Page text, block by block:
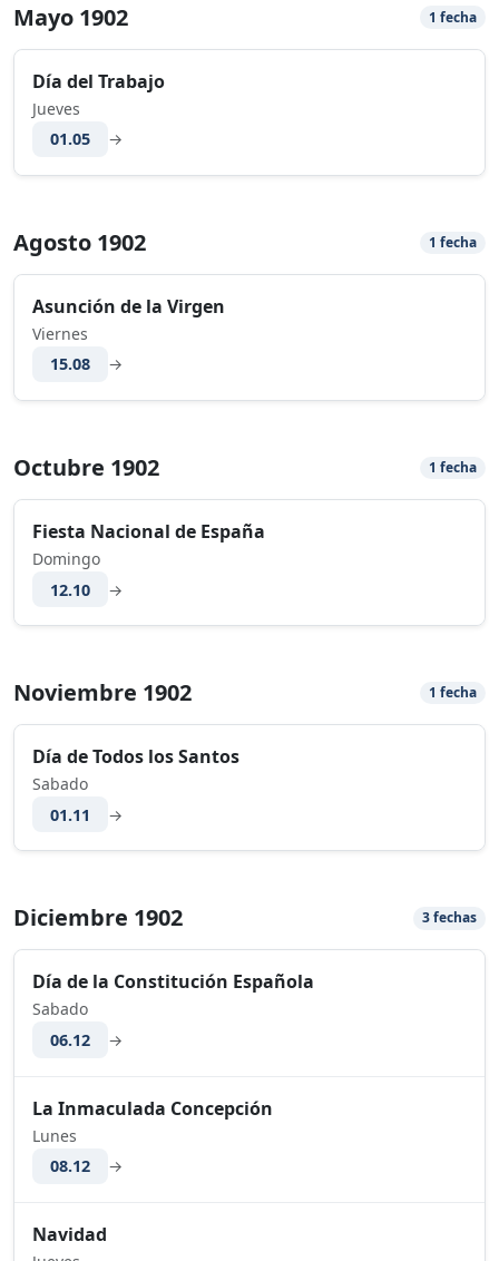
Mayo 1902 1 fecha
Día del Trabajo
Jueves
01.05
→
Agosto 1902 1 fecha
Asunción de la Virgen
Viernes
15.08
→
Octubre 1902 1 fecha
Fiesta Nacional de España
Domingo
12.10
→
Noviembre 1902 1 fecha
Día de Todos los Santos
Sabado
01.11
→
Diciembre 1902 3 fechas
Día de la Constitución Española
Sabado
06.12
→
La Inmaculada Concepción
Lunes
08.12
→
Navidad